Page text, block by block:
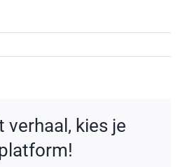
verhaal, kies je